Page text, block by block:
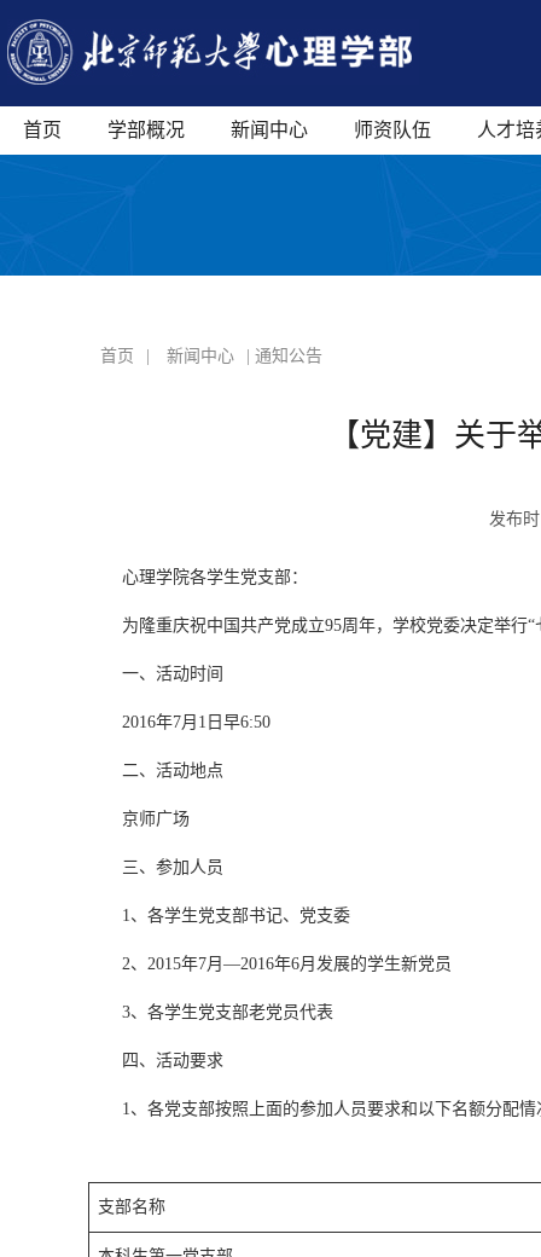
首页 学部概况 新闻中心 师资队伍 人才培
首页 新闻中心 | 通知公告
【党建】关于
发布
心理学院各学生党支部：
为隆重庆祝中国共产党成立95周年，学校党委决定举行“
一、活动时间
2016年7月1日早6:50
二、活动地点
京师广场
三、参加人员
1、各学生党支部书记、党支委
2、2015年7月—2016年6月发展的学生新党员
3、各学生党支部老党员代表
四、活动要求
1、各党支部按照上面的参加人员要求和以下名额分配情
支部名称